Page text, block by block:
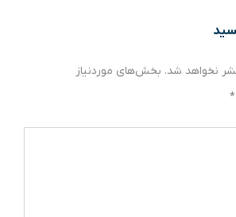
نخواهد شد. بخش‌های موردنیاز
*